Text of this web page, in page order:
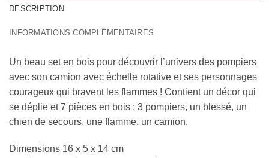
DESCRIPTION
INFORMATIONS COMPLÉMENTAIRES
Un beau set en bois pour découvrir l’univers des pompiers
avec son camion avec échelle rotative et ses personnages
courageux qui bravent les flammes ! Contient un décor qui
se déplie et 7 pièces en bois : 3 pompiers, un blessé, un
chien de secours, une flamme, un camion.
Dimensions 16 x 5 x 14 cm